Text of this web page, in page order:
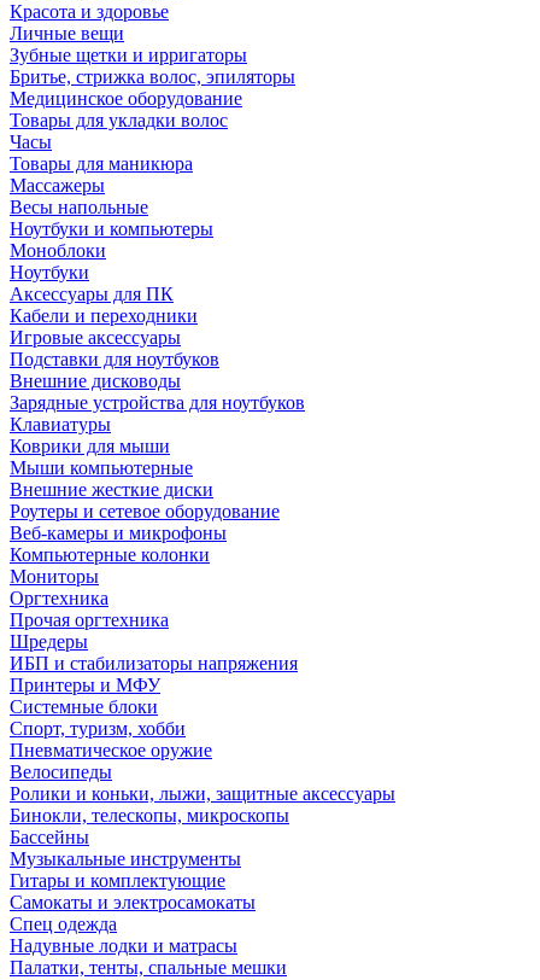
Красота и здоровье
Личные вещи
Зубные щетки и ирригаторы
Бритье, стрижка волос, эпиляторы
Медицинское оборудование
Товары для укладки волос
Часы
Товары для маникюра
Массажеры
Весы напольные
Ноутбуки и компьютеры
Моноблоки
Ноутбуки
Аксессуары для ПК
Кабели и переходники
Игровые аксессуары
Подставки для ноутбуков
Внешние дисководы
Зарядные устройства для ноутбуков
Клавиатуры
Коврики для мыши
Мыши компьютерные
Внешние жесткие диски
Роутеры и сетевое оборудование
Веб-камеры и микрофоны
Компьютерные колонки
Мониторы
Оргтехника
Прочая оргтехника
Шредеры
ИБП и стабилизаторы напряжения
Принтеры и МФУ
Системные блоки
Спорт, туризм, хобби
Пневматическое оружие
Велосипеды
Ролики и коньки, лыжи, защитные аксессуары
Бинокли, телескопы, микроскопы
Бассейны
Музыкальные инструменты
Гитары и комплектующие
Самокаты и электросамокаты
Спец одежда
Надувные лодки и матрасы
Палатки, тенты, спальные мешки